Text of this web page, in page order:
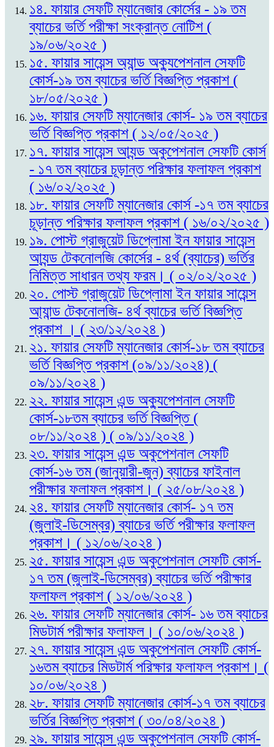
১৪. ফায়ার সেফটি ম্যানেজার কোর্সের - ১৯ তম
ব্যাচের ভর্তি পরীক্ষা সংক্রান্ত নোটিশ (
১৯/০৬/২০২৫ )
১৫. ফায়ার সায়েন্স অ্যান্ড অক্যুপেশনাল সেফটি
কোর্স-১৯ তম ব্যাচের ভর্তি বিজ্ঞপ্তি প্রকাশ (
১৮/০৫/২০২৫ )
১৬. ফায়ার সেফটি ম্যানেজার কোর্স- ১৯ তম ব্যাচের
ভর্তি বিজ্ঞপ্তি প্রকাশ ( ১২/০৫/২০২৫ )
১৭. ফায়ার সায়েন্স আ্যন্ড অকুপেশনাল সেফটি কোর্স
- ১৭ তম ব্যাচের চূড়ান্ত পরিক্ষার ফলাফল প্রকাশ
( ১৬/০২/২০২৫ )
১৮. ফায়ার সেফটি ম্যানেজার কোর্স -১৭ তম ব্যাচের
চূড়ান্ত পরিক্ষার ফলাফল প্রকাশ ( ১৬/০২/২০২৫ )
১৯. পোস্ট গ্রাজুয়েট ডিপ্লোমা ইন ফায়ার সায়েন্স
আ্যন্ড টেকনোলজি কোর্সের - ৪র্থ (ব্যাচের) ভর্তির
নিমিত্ত সাধারন তথ্য ফরম। ( ০২/০২/২০২৫ )
২০. পোস্ট গ্রাজুয়েট ডিপ্লোমা ইন ফায়ার সায়েন্স
আ্যান্ড টেকনোলজি- ৪র্থ ব্যাচের ভর্তি বিজ্ঞপ্তি
প্রকাশ । ( ২৩/১২/২০২৪ )
২১. ফায়ার সেফটি ম্যানেজার কোর্স-১৮ তম ব্যাচের
ভর্তি বিজ্ঞপ্তি প্রকাশ (০৯/১১/২০২৪) (
০৯/১১/২০২৪ )
২২. ফায়ার সায়েন্স এন্ড অক্যুপেশনাল সেফটি
কোর্স-১৮তম ব্যাচের ভর্তি বিজ্ঞপ্তি (
০৮/১১/২০২৪ ) ( ০৯/১১/২০২৪ )
২৩. ফায়ার সায়েন্স এন্ড অকুপেশনাল সেফটি
কোর্স-১৬ তম (জানুয়ারী-জুন) ব্যাচের ফাইনাল
পরীক্ষার ফলাফল প্রকাশ। ( ২৫/০৮/২০২৪ )
২৪. ফায়ার সেফটি ম্যানেজার কোর্স- ১৭ তম
(জুলাই-ডিসেম্বর) ব্যাচের ভর্তি পরীক্ষার ফলাফল
প্রকাশ। ( ১২/০৬/২০২৪ )
২৫. ফায়ার সায়েন্স এন্ড অকুপেশনাল সেফটি কোর্স-
১৭ তম (জুলাই-ডিসেম্বর) ব্যাচের ভর্তি পরীক্ষার
ফলাফল প্রকাশ ( ১২/০৬/২০২৪ )
২৬. ফায়ার সেফটি ম্যানেজার কোর্স- ১৬ তম ব্যাচের
মিডটার্ম পরীক্ষার ফলাফল। ( ১০/০৬/২০২৪ )
২৭. ফায়ার সায়েন্স এন্ড অকুপেশনাল সেফটি কোর্স-
১৬তম ব্যাচের মিডটার্ম পরিক্ষার ফলাফল প্রকাশ। (
১০/০৬/২০২৪ )
২৮. ফায়ার সেফটি ম্যানেজার কোর্স-১৭ তম ব্যাচের
ভর্তির বিজ্ঞপ্তি প্রকাশ ( ৩০/০৪/২০২৪ )
২৯. ফায়ার সায়েন্স এন্ড অকুপেশনাল সেফটি কোর্স-